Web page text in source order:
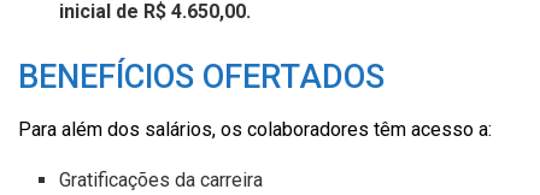
inicial de R$ 4.650,00.
BENEFÍCIOS OFERTADOS
Para além dos salários, os colaboradores têm acesso a:
Gratificações da carreira